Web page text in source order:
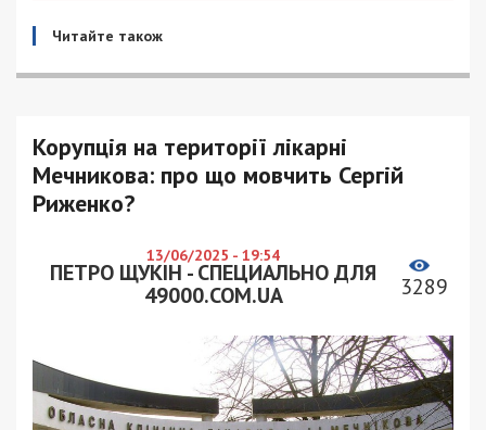
Читайте також
Корупція на території лікарні
Мечникова: про що мовчить Сергій
Риженко?
13/06/2025 - 19:54
ПЕТРО ЩУКІН - СПЕЦИАЛЬНО ДЛЯ
49000.COM.UA
3289